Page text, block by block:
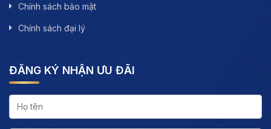
Chính sách bảo mật
Chính sách đại lý
ĐĂNG KÝ NHẬN ƯU ĐÃI